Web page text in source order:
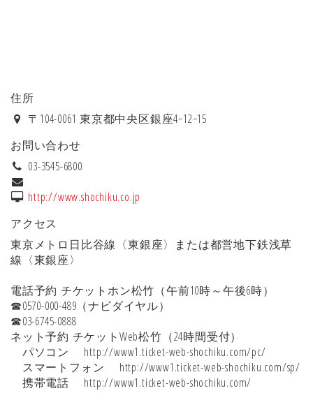
住所
〒104-0061 東京都中央区銀座4−12−15
お問い合わせ
03-3545-6800
http://www.shochiku.co.jp
アクセス
東京メトロ日比谷線〈東銀座〉または都営地下鉄浅草
線〈東銀座〉
電話予約 チケットホン松竹（午前10時～午後6時）
☎0570-000-489（ナビダイヤル）
☎03-6745-0888
ネット予約 チケットWeb松竹（24時間受付）
パソコン http://www1.ticket-web-shochiku.com/pc/
スマートフォン http://www1.ticket-web-shochiku.com/sp/
携帯電話 http://www1.ticket-web-shochiku.com/